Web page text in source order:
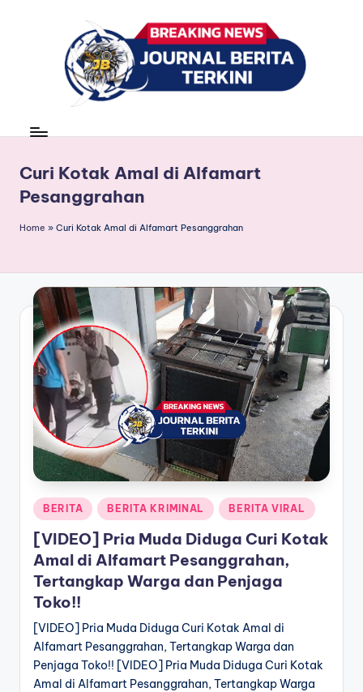
r
n
a
B
e
ri
t
a
T
e
r
k
n
news
Curi Kotak Amal di Alfamart
Pesanggrahan
Home » Curi Kotak Amal di Alfamart Pesanggrahan
Posted
in
BERITA BERITA KRIMINAL BERITA VIRAL
[VIDEO] Pria Muda Diduga Curi Kotak
Amal di Alfamart Pesanggrahan,
Tertangkap Warga dan Penjaga
Toko!!
[VIDEO] Pria Muda Diduga Curi Kotak Amal di
Alfamart Pesanggrahan, Tertangkap Warga dan
Penjaga Toko!! [VIDEO] Pria Muda Diduga Curi Kotak
Amal di Alfamart Pesanggrahan, Tertangkap Warga